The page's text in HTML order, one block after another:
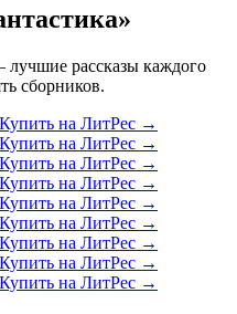
рассказы каждого
сборников.
Купить на ЛитРес →
Купить на ЛитРес →
Купить на ЛитРес →
Купить на ЛитРес →
Купить на ЛитРес →
Купить на ЛитРес →
Купить на ЛитРес →
Купить на ЛитРес →
Купить на ЛитРес →